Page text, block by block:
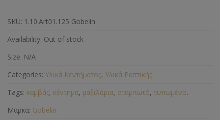
SKU: 1.10.Art01.125 Gobelin
Availability: Out of stock
Size: N/A
Categories: Υλικά Κεντήματος, Υλικά Ραπτικής.
Tags: καμβάς, κέντημα, μαξιλάρια, σταμπωτό, τυπωμένο.
Μάρκα: Gobelin